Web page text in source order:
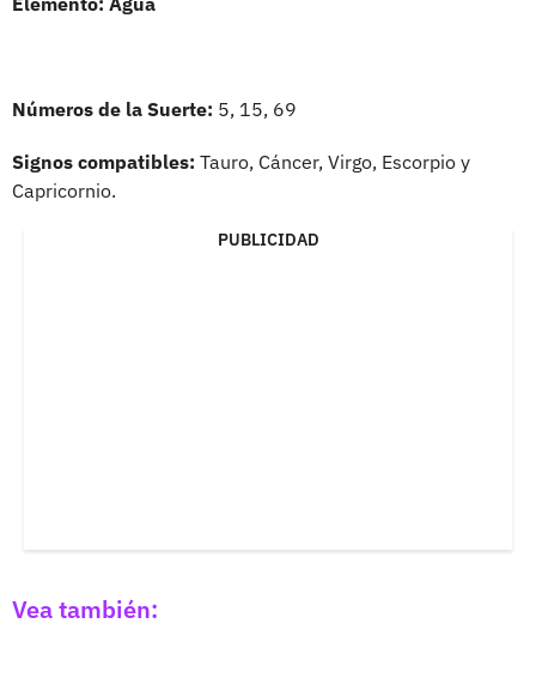
Números de la Suerte: 5, 15, 69
Signos compatibles: Tauro, Cáncer, Virgo, Escorpio y
Capricornio.
PUBLICIDAD
Vea también: